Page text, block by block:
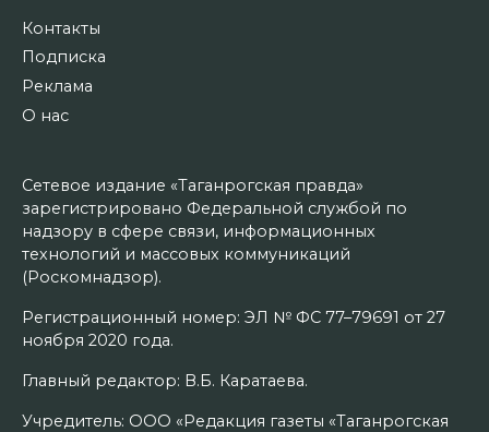
Контакты
Подписка
Реклама
О нас
Сетевое издание «Таганрогская правда»
зарегистрировано Федеральной службой по
надзору в сфере связи, информационных
технологий и массовых коммуникаций
(Роскомнадзор).
Регистрационный номер: ЭЛ № ФС 77–79691 от 27
ноября 2020 года.
Главный редактор: В.Б. Каратаева.
Учредитель: ООО «Редакция газеты «Таганрогская